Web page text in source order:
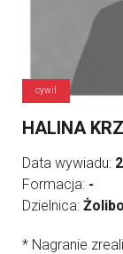
cywil
HALINA
Data wywiadu:
Formacja: -
Dzielnica:
* Nagranie